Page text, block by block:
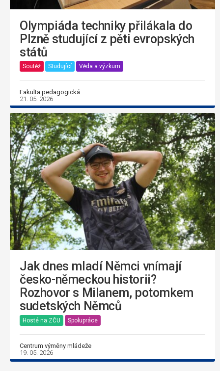
Olympiáda techniky přilákala do
Plzně studující z pěti evropských
států
Soutěž Studující Věda a výzkum
Fakulta pedagogická
21. 05. 2026
Jak dnes mladí Němci vnímají
česko-německou historii?
Rozhovor s Milanem, potomkem
sudetských Němců
Hosté na ZČU Spolupráce
Centrum výměny mládeže
19. 05. 2026